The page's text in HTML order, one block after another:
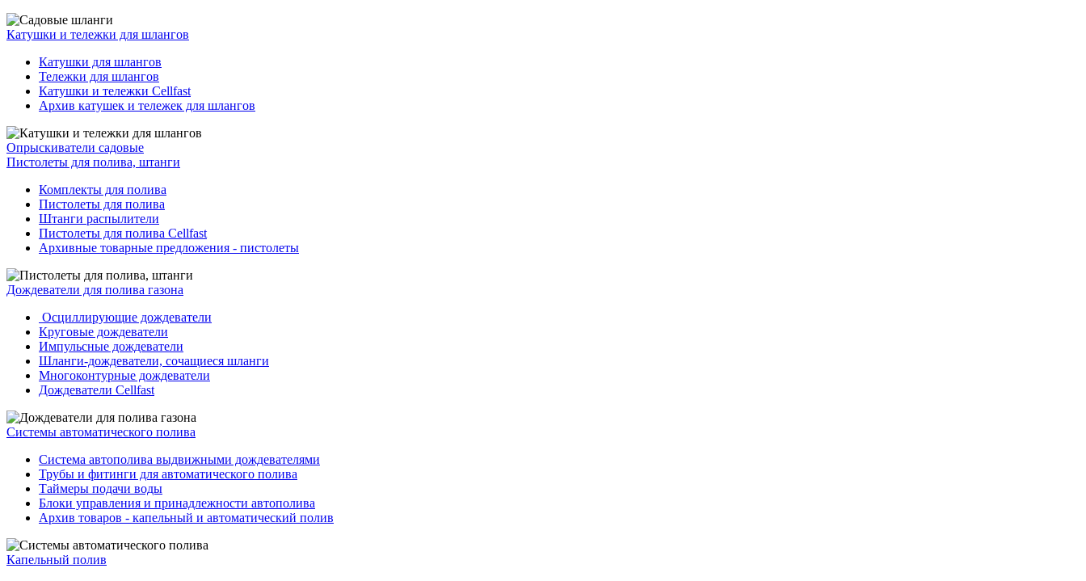
Катушки и тележки для шлангов
Катушки для шлангов
Тележки для шлангов
Катушки и тележки Cellfast
Архив катушек и тележек для шлангов
Опрыскиватели садовые
Пистолеты для полива, штанги
Комплекты для полива
Пистолеты для полива
Штанги распылители
Пистолеты для полива Cellfast
Архивные товарные предложения - пистолеты
Дождеватели для полива газона
Осциллирующие дождеватели
Круговые дождеватели
Импульсные дождеватели
Шланги-дождеватели, сочащиеся шланги
Многоконтурные дождеватели
Дождеватели Cellfast
Системы автоматического полива
Система автополива выдвижными дождевателями
Трубы и фитинги для автоматического полива
Таймеры подачи воды
Блоки управления и принадлежности автополива
Архив товаров - капельный и автоматический полив
Капельный полив